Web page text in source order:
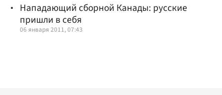
Нападающий сборной Канады: русские
пришли в себя
06 января 2011, 07:43